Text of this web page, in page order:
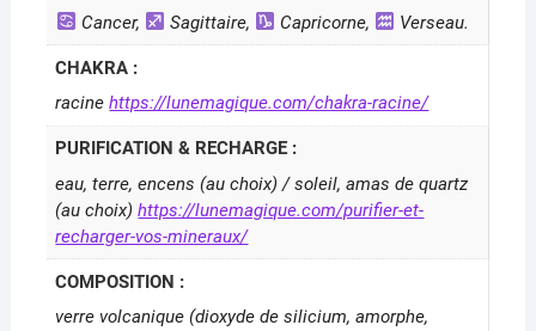
Cancer,
Sagittaire, Capricorne, Verseau.
CHAKRA :
racinehttps://lunemagique.com/chakra-racine/
PURIFICATION & RECHARGE :
eau, terre, encens (au choix) / soleil, amas de quartz
(au choix)https://lunemagique.com/purifier-et-
recharger-vos-mineraux/
COMPOSITION :
verre volcanique (dioxyde de silicium, amorphe,